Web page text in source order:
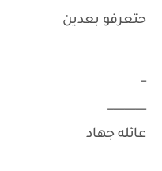
حتعرفو بعدين
_
_______
عائله جهاد